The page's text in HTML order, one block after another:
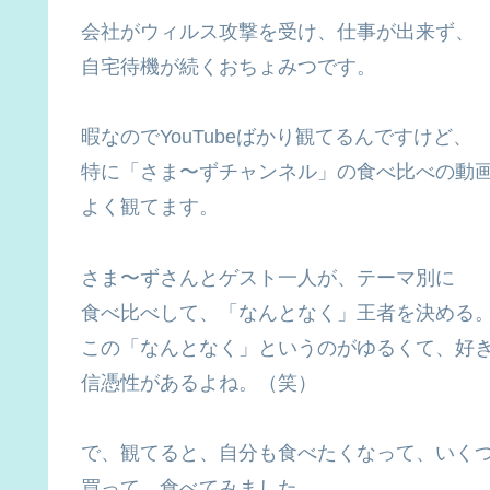
会社がウィルス攻撃を受け、仕事が出来ず、
自宅待機が続くおちょみつです。
暇なのでYouTubeばかり観てるんですけど、
特に「さま〜ずチャンネル」の食べ比べの動
よく観てます。
さま〜ずさんとゲスト一人が、テーマ別に
食べ比べして、「なんとなく」王者を決める。
この「なんとなく」というのがゆるくて、好き
信憑性があるよね。（笑）
で、観てると、自分も食べたくなって、いく